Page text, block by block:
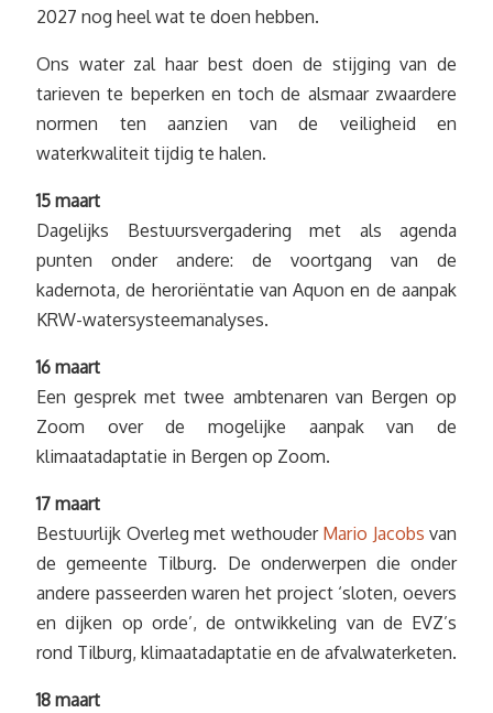
2027 nog heel wat te doen hebben.
Ons water zal haar best doen de stijging van de
tarieven te beperken en toch de alsmaar zwaardere
normen ten aanzien van de veiligheid en
waterkwaliteit tijdig te halen.
15 maart
Dagelijks Bestuursvergadering met als agenda
punten onder andere: de voortgang van de
kadernota, de heroriëntatie van Aquon en de aanpak
KRW-watersysteemanalyses.
16 maart
Een gesprek met twee ambtenaren van Bergen op
Zoom over de mogelijke aanpak van de
klimaatadaptatie in Bergen op Zoom.
17 maart
Bestuurlijk Overleg met wethouder Mario Jacobs van
de gemeente Tilburg. De onderwerpen die onder
andere passeerden waren het project ‘sloten, oevers
en dijken op orde’, de ontwikkeling van de EVZ’s
rond Tilburg, klimaatadaptatie en de afvalwaterketen.
18 maart